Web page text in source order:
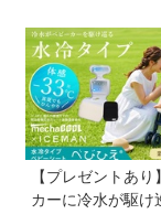
もやらなきゃと思
【プレゼントあり
カーに冷水が駆け